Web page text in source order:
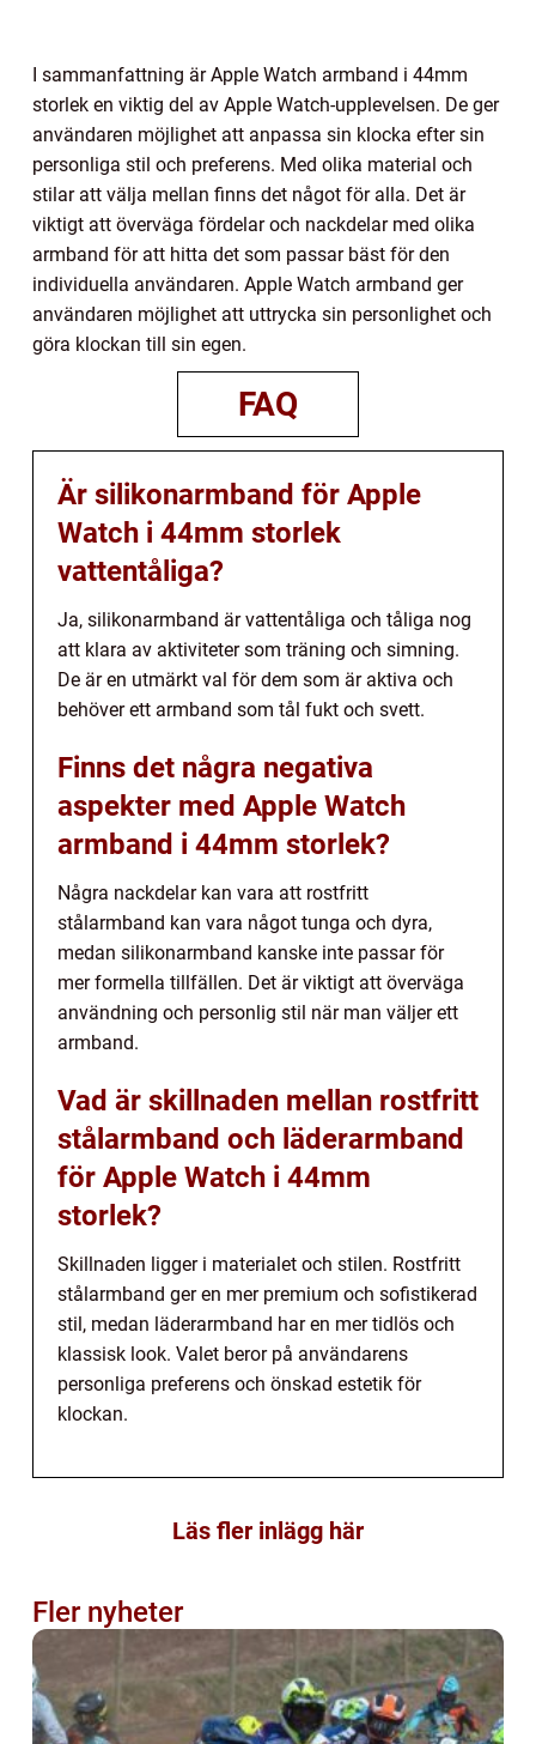
I sammanfattning är Apple Watch armband i 44mm
storlek en viktig del av Apple Watch-upplevelsen. De ger
användaren möjlighet att anpassa sin klocka efter sin
personliga stil och preferens. Med olika material och
stilar att välja mellan finns det något för alla. Det är
viktigt att överväga fördelar och nackdelar med olika
armband för att hitta det som passar bäst för den
individuella användaren. Apple Watch armband ger
användaren möjlighet att uttrycka sin personlighet och
göra klockan till sin egen.
FAQ
Är silikonarmband för Apple
Watch i 44mm storlek
vattentåliga?
Ja, silikonarmband är vattentåliga och tåliga nog
att klara av aktiviteter som träning och simning.
De är en utmärkt val för dem som är aktiva och
behöver ett armband som tål fukt och svett.
Finns det några negativa
aspekter med Apple Watch
armband i 44mm storlek?
Några nackdelar kan vara att rostfritt
stålarmband kan vara något tunga och dyra,
medan silikonarmband kanske inte passar för
mer formella tillfällen. Det är viktigt att överväga
användning och personlig stil när man väljer ett
armband.
Vad är skillnaden mellan rostfritt
stålarmband och läderarmband
för Apple Watch i 44mm
storlek?
Skillnaden ligger i materialet och stilen. Rostfritt
stålarmband ger en mer premium och sofistikerad
stil, medan läderarmband har en mer tidlös och
klassisk look. Valet beror på användarens
personliga preferens och önskad estetik för
klockan.
Läs fler inlägg här
Fler nyheter